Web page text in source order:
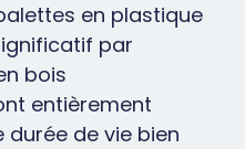
en plastique
par
bois
entièrement
de vie bien